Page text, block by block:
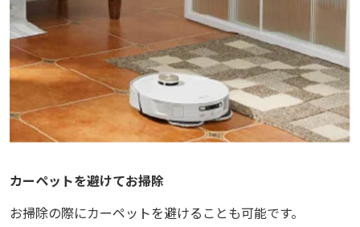
カーペットを避けてお掃除
お掃除の際にカーペットを避けることも可能です。